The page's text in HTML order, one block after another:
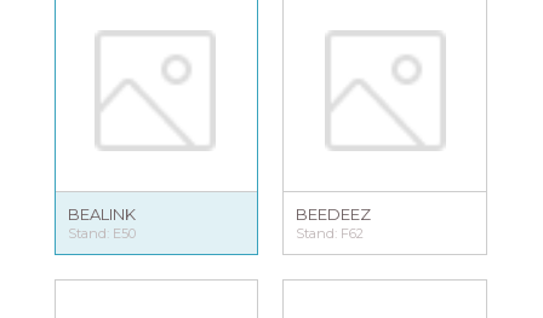
BEALINK
Stand: E50
BEEDEEZ
Stand: F62